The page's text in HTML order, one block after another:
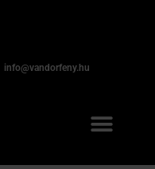
info@vandorfeny.hu